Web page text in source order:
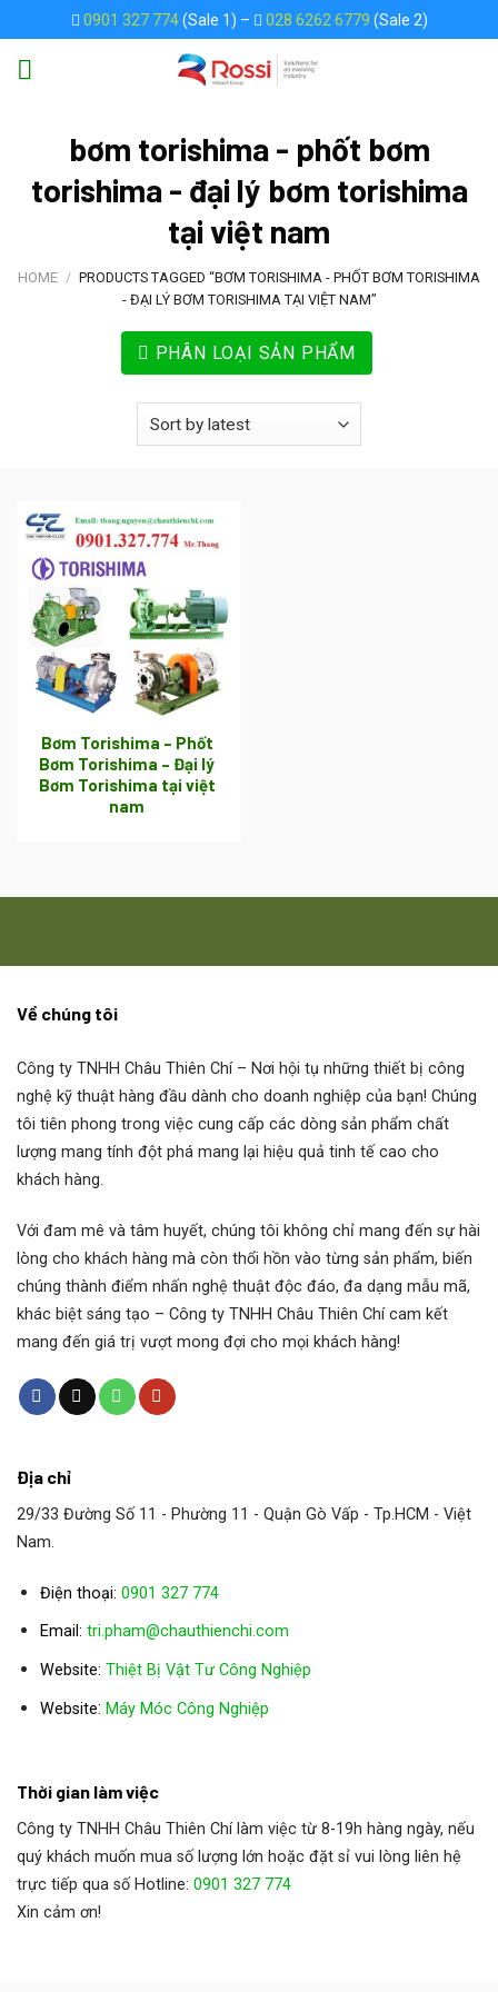
to
content
0901 327 774(Sale 1) – 028 6262 6779 (Sale 2)
bơm torishima - phốt bơm
torishima - đại lý bơm torishima
tại việt nam
HOME / PRODUCTS TAGGED “BƠM TORISHIMA - PHỐT BƠM TORISHIMA
- ĐẠI LÝ BƠM TORISHIMA TẠI VIỆT NAM”
PHÂN LOẠI SẢN PHẨM
Bơm Torishima – Phốt
Bơm Torishima – Đại lý
Bơm Torishima tại việt
nam
Về chúng tôi
Công ty TNHH Châu Thiên Chí– Nơi hội tụ những thiết bị công
nghệ kỹ thuật hàng đầu dành cho doanh nghiệp của bạn! Chúng
tôi tiên phong trong việc cung cấp các dòng sản phẩm chất
lượng mang tính đột phá mang lại hiệu quả tinh tế cao cho
khách hàng.
Với đam mê và tâm huyết, chúng tôi không chỉ mang đến sự hài
lòng cho khách hàng mà còn thổi hồn vào từng sản phẩm, biến
chúng thành điểm nhấn nghệ thuật độc đáo, đa dạng mẫu mã,
khác biệt sáng tạo – Công ty TNHH Châu Thiên Chí cam kết
mang đến giá trị vượt mong đợi cho mọi khách hàng!
Địa chỉ
29/33 Đường Số 11 - Phường 11 - Quận Gò Vấp - Tp.HCM - Việt
Nam.
Điện thoại: 0901 327 774
Email: tri.pham@chauthienchi.com
Website: Thiệt Bị Vật Tư Công Nghiệp
Website: Máy Móc Công Nghiệp
Thời gian làm việc
Công ty TNHH Châu Thiên Chí làm việc từ 8-19h hàng ngày, nếu
quý khách muốn mua số lượng lớn hoặc đặt sỉ vui lòng liên hệ
trực tiếp qua số Hotline: 0901 327 774
Xin cảm ơn!